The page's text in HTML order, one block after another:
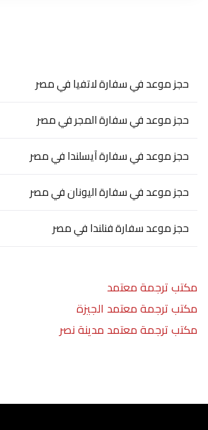
حجز موعد في سفارة لاتفيا في مصر
حجز موعد في سفارة المجر في مصر
حجز موعد في سفارة آيسلندا في مصر
حجز موعد في سفارة اليونان في مصر
حجز موعد سفارة فنلندا في مصر
مكتب ترجمة معتمد
مكتب ترجمة معتمد الجيزة
مكتب ترجمة معتمد مدينة نصر